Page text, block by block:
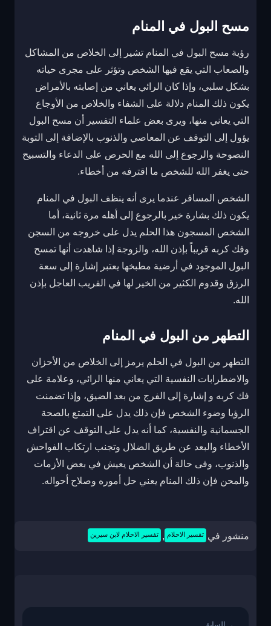
مسح البول في المنام
رؤية مسح البول في المنام تشير إلى الخلاص من المشاكل
والصعاب التي يقع فيها الشخص وتؤثر على مجرى حياته
بشكل سلبي، وإذا كان الرائي يعاني من إصابته بالأمراض
يكون ذلك المنام دلالة على الشفاء والخلاص من الأوجاع
التي يعاني منها، ويرى بعض علماء التفسير أن مسح البول
يؤول إلى التوقف عن المعاصي والذنوب بالإضافة إلى التوبة
النصوحة والرجوع إلى الله مع الحرص على الدعاء والتسبيح
حتى يغفر الله للشخص ما اقترفه من أخطاء.
الشخص المسافر عندما يرى أنه ينظف البول في المنام
يكون ذلك بشارة خير بالرجوع إلى أهله مرة ثانية، أما
الشخص المسجون هذا الحلم يدل على خروجه من السجن
وفك كربه قريباً بإذن الله، والزوجة إذا شاهدت أنها تمسح
البول الموجود في أرضية مطبخها يعتبر إشارة إلى سعة
الرزق وقدوم الكثير من الخير لها في القريب العاجل بإذن
الله.
التطهر من البول في المنام
التطهر من البول في الحلم يرمز إلى الخلاص من الأحزان
والاضطرابات النفسية التي يعاني منها الرائي، وعلامة على
فك كربه و إشارة إلى الفرج من بعد الضيق، وإذا تضمنت
الرؤيا وضوء الشخص فإن ذلك يدل على التمتع بالصحة
الجسمانية والنفسية، كما أنه يدل على التوقف عن اقتراف
الأخطاء والبعد عن طريق الضلال وتجنب ارتكاب الفواحش
والذنوب، وفى حالة أن الشخص يعيش في بعض الأزمات
والمحن فإن ذلك المنام يعني حل أموره وصلاح أحواله.
منشور في تفسير الاحلام , تفسير الاحلام لابن سيرين